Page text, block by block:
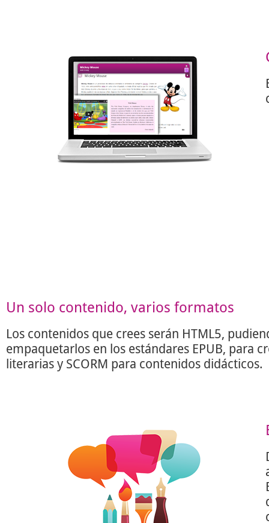
Un solo contenido, varios formatos
Los contenidos que crees serán HTML5,
empaquetarlos en los estándares EPUB, para
literarias y SCORM para contenidos didácticos.